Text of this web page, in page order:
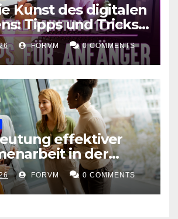
Kunst des digitalen
Tipps und Tricks
Ausdruckskunst
FORVM 0 COMMENTS
effektiver
in der
FORVM 0 COMMENTS